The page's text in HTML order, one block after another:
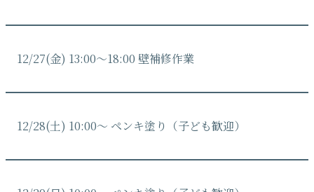
12/27(金) 13:00〜18:00 壁補修作業
12/28(土) 10:00〜 ペンキ塗り（子ども歓迎）